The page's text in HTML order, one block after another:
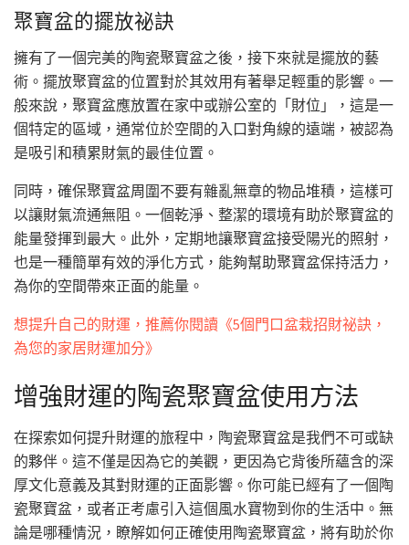
聚寶盆的擺放祕訣
擁有了一個完美的陶瓷聚寶盆之後，接下來就是擺放的藝
術。擺放聚寶盆的位置對於其效用有著舉足輕重的影響。一
般來說，聚寶盆應放置在家中或辦公室的「財位」，這是一
個特定的區域，通常位於空間的入口對角線的遠端，被認為
是吸引和積累財氣的最佳位置。
同時，確保聚寶盆周圍不要有雜亂無章的物品堆積，這樣可
以讓財氣流通無阻。一個乾淨、整潔的環境有助於聚寶盆的
能量發揮到最大。此外，定期地讓聚寶盆接受陽光的照射，
也是一種簡單有效的淨化方式，能夠幫助聚寶盆保持活力，
為你的空間帶來正面的能量。
想提升自己的財運，推薦你閱讀《5個門口盆栽招財祕訣，
為您的家居財運加分》
增強財運的陶瓷聚寶盆使用方法
在探索如何提升財運的旅程中，陶瓷聚寶盆是我們不可或缺
的夥伴。這不僅是因為它的美觀，更因為它背後所蘊含的深
厚文化意義及其對財運的正面影響。你可能已經有了一個陶
瓷聚寶盆，或者正考慮引入這個風水寶物到你的生活中。無
論是哪種情況，瞭解如何正確使用陶瓷聚寶盆，將有助於你